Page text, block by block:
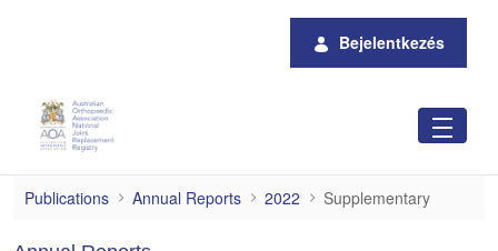
Bejelentkezés
Supplementary
Publications Annual Reports 2022 Supplementary